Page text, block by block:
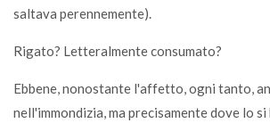
saltava perennemente).
Rigato? Letteralmente consumato?
Ebbene, nonostante l'affetto, ogni tanto,
nell'immondizia, ma precisamente dove lo